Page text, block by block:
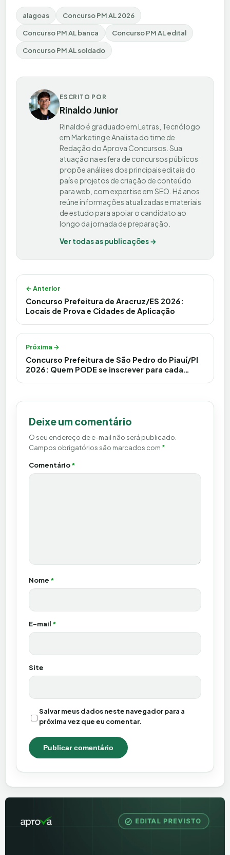
alagoas Concurso PM AL 2026
Concurso PM AL banca Concurso PM AL edital
Concurso PM AL soldado
ESCRITO POR
Rinaldo Junior
Rinaldo é graduado em Letras, Tecnólogo
em Marketing e Analista do time de
Redação do Aprova Concursos. Sua
atuação na esfera de concursos públicos
propõe análises dos principais editais do
país e projetos de criação de conteúdo
para web, com expertise em SEO. Há anos
reúne informações atualizadas e materiais
de estudo para apoiar o candidato ao
longo da jornada de preparação.
Ver todas as publicações →
Navegação de Post
← Anterior
Concurso Prefeitura de Aracruz/ES 2026:
Locais de Prova e Cidades de Aplicação
Próxima →
Concurso Prefeitura de São Pedro do Piauí/PI
2026: Quem PODE se inscrever para cada
Deixe um comentário
O seu endereço de e-mail não será publicado.
Campos obrigatórios são marcados com *
Comentário*
Nome *
E-mail *
Site
Salvar meus dados neste navegador para a
próxima vez que eu comentar.